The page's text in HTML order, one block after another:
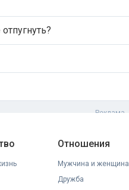
Отношения
Мужчина и женщина
Дружба